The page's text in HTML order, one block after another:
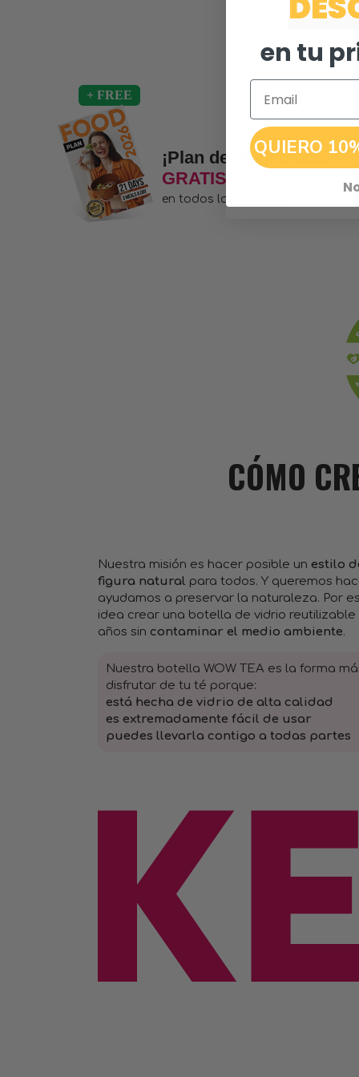
¡Plan de alimentación
GRATIS
en todos los pedidos!
CÓMO
Nuestra misión es hacer posible un estilo
figura natural para todos. Y queremos
ayudamos a preservar la naturaleza. Por
idea crear una botella de vidrio
años sin contaminar el medio ambiente.
Nuestra botella WOW TEA es la forma
disfrutar de tu té porque:
está hecha de vidrio de alta calidad
es extremadamente fácil de usar
puedes llevarla contigo a todas partes
en tu
Email
QUIERO